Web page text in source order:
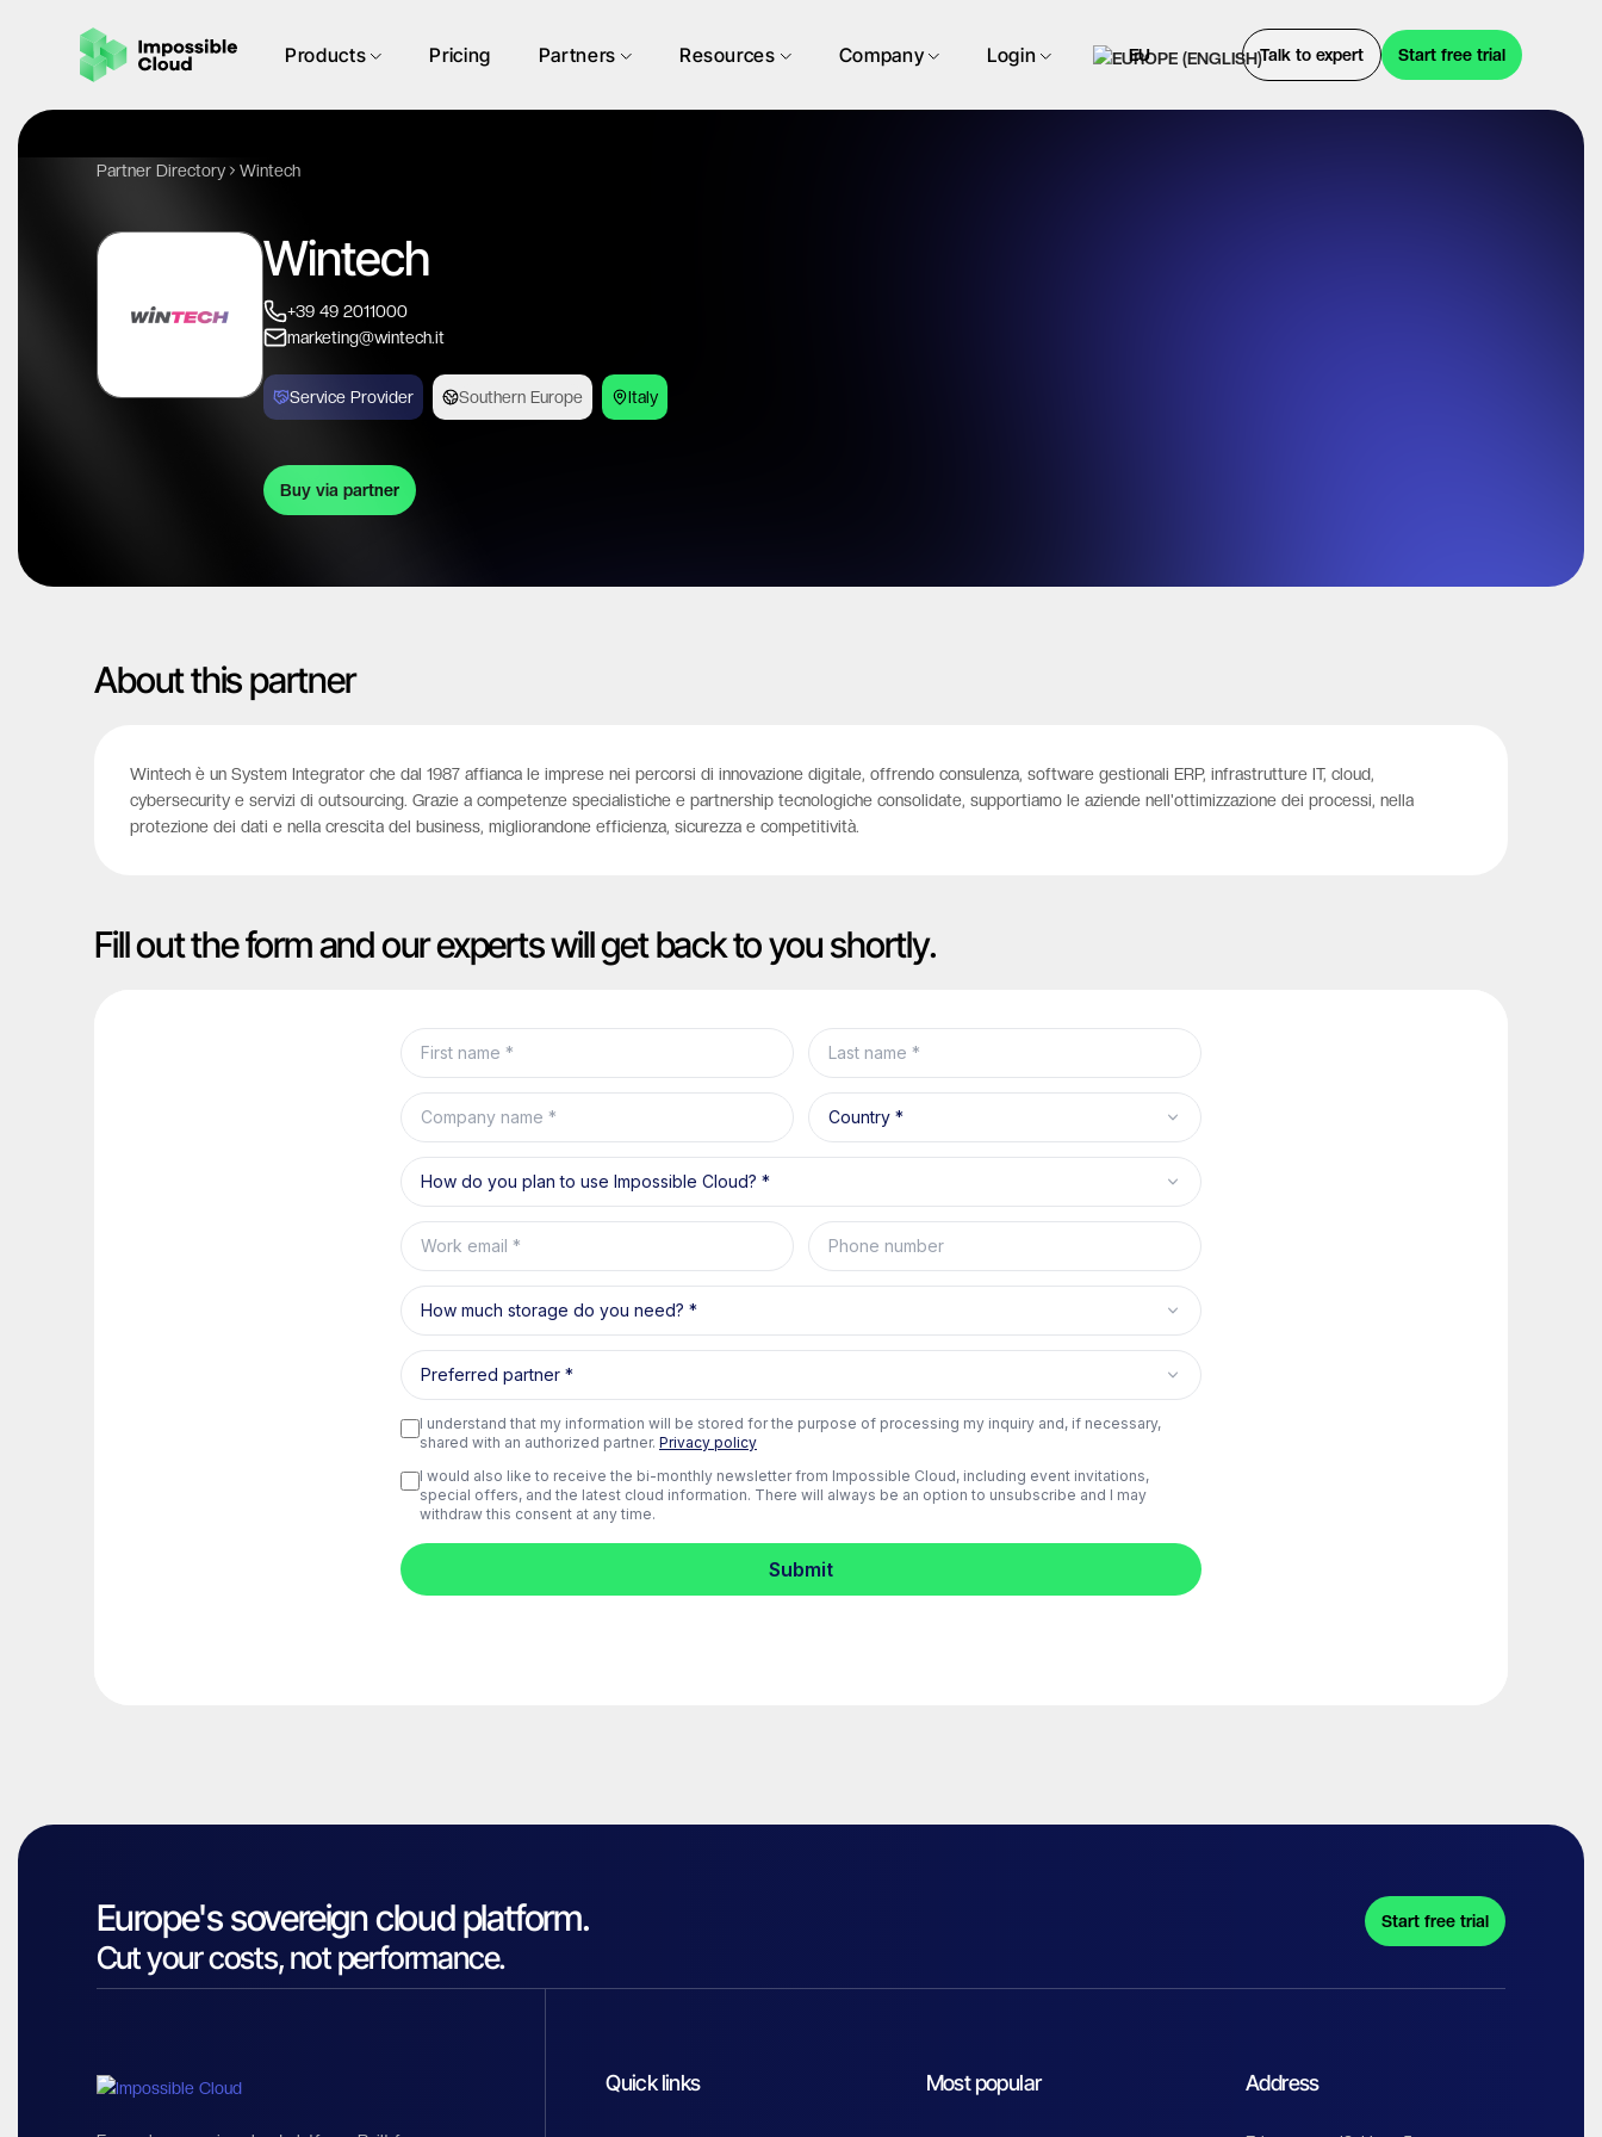
Products Pricing Partners Resources Company Login EU Talk to expert Start free trial
Partner Directory Wintech
Wintech
+39 49 2011000
marketing@wintech.it
Service Provider Southern Europe Italy
Buy via partner
About this partner
Wintech è un System Integrator che dal 1987 affianca le imprese nei percorsi di innovazione digitale, offrendo consulenza, software gestionali ERP, infrastrutture IT, cloud,
cybersecurity e servizi di outsourcing. Grazie a competenze specialistiche e partnership tecnologiche consolidate, supportiamo le aziende nell'ottimizzazione dei processi, nella
protezione dei dati e nella crescita del business, migliorandone efficienza, sicurezza e competitività.
Fill out the form and our experts will get back to you shortly.
Europe's sovereign cloud platform.
Cut your costs, not performance.
Start free trial
Quick links Most popular Address